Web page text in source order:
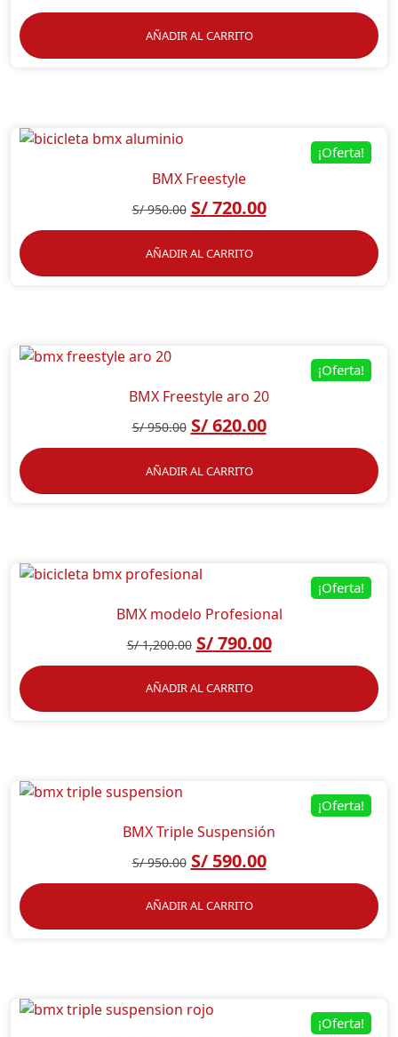
AÑADIR AL CARRITO
¡Oferta!
BMX Freestyle
S/950.00 S/720.00
AÑADIR AL CARRITO
¡Oferta!
BMX Freestyle aro 20
S/950.00 S/620.00
AÑADIR AL CARRITO
¡Oferta!
BMX modelo Profesional
S/1,200.00 S/790.00
AÑADIR AL CARRITO
¡Oferta!
BMX Triple Suspensión
S/950.00 S/590.00
AÑADIR AL CARRITO
¡Oferta!